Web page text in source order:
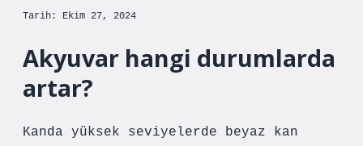
Tarih: Ekim 27, 2024
Akyuvar hangi durumlarda
artar?
Kanda yüksek seviyelerde beyaz kan